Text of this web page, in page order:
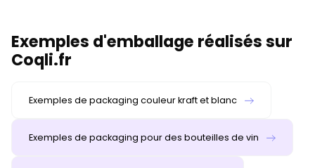
Exemples d'emballage réalisés sur
Coqli.fr
Exemples de packaging couleur kraft et blanc
Exemples de packaging pour des bouteilles de vin